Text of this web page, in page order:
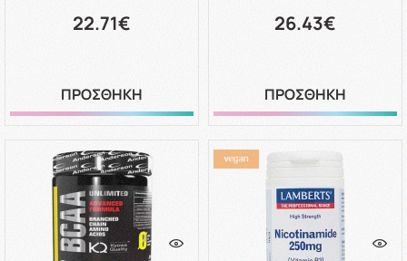
22.71€
ΠΡΟΣΘΗΚΗ
26.43€
ΠΡΟΣΘΗΚΗ